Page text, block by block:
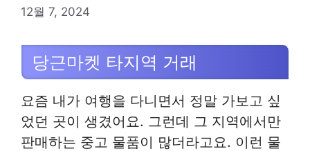
12월 7, 2024
당근마켓 타지역 거래
요즘 내가 여행을 다니면서 정말 가보고 싶
었던 곳이 생겼어요. 그런데 그 지역에서만
판매하는 중고 물품이 많더라고요. 이런 물